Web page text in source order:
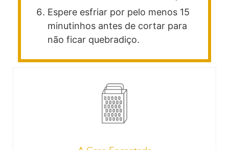
Espere esfriar por pelo menos 15
minutinhos antes de cortar para
não ficar quebradiço.